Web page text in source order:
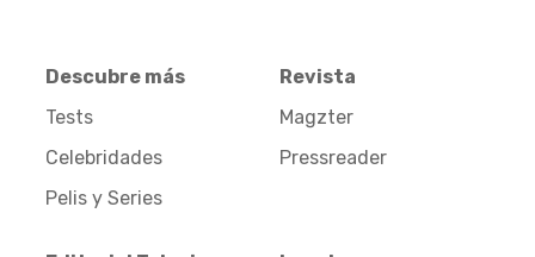
Descubre más
Tests
Celebridades
Pelis y Series
Revista
Magzter
Pressreader